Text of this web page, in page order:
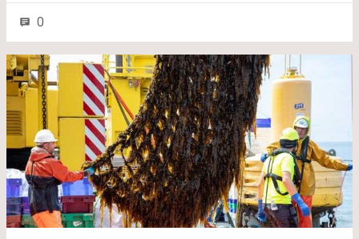
sodišča v Haagu (ICJ) bi lahko odprla pot za nove primere in
pravu. V precedenčnem mnenju so namreč zapisali, da je
"čisto, zdravo in trajnostno okolje" človekova pravica. Kršitve
mednarodnih obveznosti na področju boja proti podnebnim
spremembam pa predstavljajo protipravno ravnanje.
0